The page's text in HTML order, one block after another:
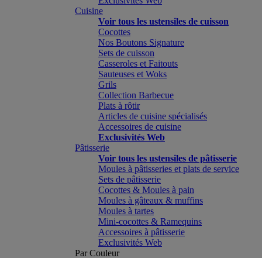
Cuisine
Voir tous les ustensiles de cuisson
Cocottes
Nos Boutons Signature
Sets de cuisson
Casseroles et Faitouts
Sauteuses et Woks
Grils
Collection Barbecue
Plats à rôtir
Articles de cuisine spécialisés
Accessoires de cuisine
Exclusivités Web
Pâtisserie
Voir tous les ustensiles de pâtisserie
Moules à pâtisseries et plats de service
Sets de pâtisserie
Cocottes & Moules à pain
Moules à gâteaux & muffins
Moules à tartes
Mini-cocottes & Ramequins
Accessoires à pâtisserie
Exclusivités Web
Par Couleur